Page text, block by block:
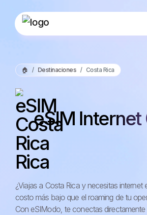
🏠 Destinaciones Costa Rica
eSIM Internet
Rica
¿Viajas a Costa Rica y necesitas internet
costo más bajo que el roaming de tu
Con eSIModo, te conectas directamente